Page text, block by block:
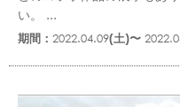
い。 ...
期間： 2022.04.09(土)〜